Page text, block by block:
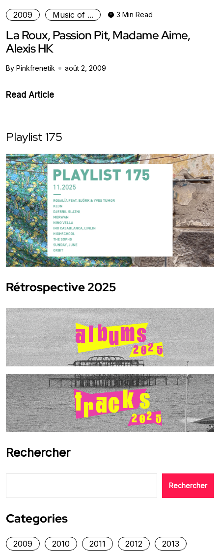
2009 Music of ... 3 Min Read
La Roux, Passion Pit, Madame Aime,
Alexis HK
By Pinkfrenetik août 2, 2009
Read Article
Playlist 175
Rétrospective 2025
Rechercher
Rechercher
Categories
2009 2010 2011 2012
2013